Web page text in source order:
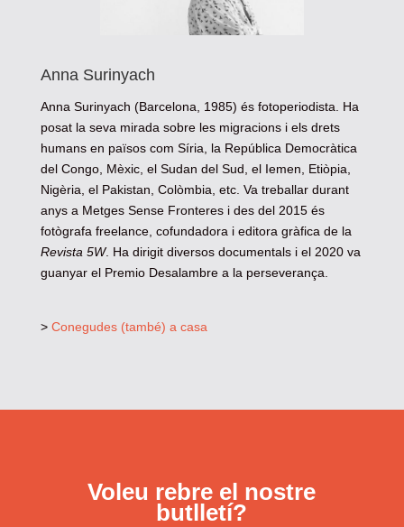
Anna Surinyach
Anna Surinyach (Barcelona, 1985) és fotoperiodista. Ha
posat la seva mirada sobre les migracions i els drets
humans en països com Síria, la República Democràtica
del Congo, Mèxic, el Sudan del Sud, el Iemen, Etiòpia,
Nigèria, el Pakistan, Colòmbia, etc. Va treballar durant
anys a Metges Sense Fronteres i des del 2015 és
fotògrafa freelance, cofundadora i editora gràfica de la
Revista 5W. Ha dirigit diversos documentals i el 2020 va
guanyar el Premio Desalambre a la perseverança.
> Conegudes (també) a casa
Voleu rebre el nostre
butlletí?